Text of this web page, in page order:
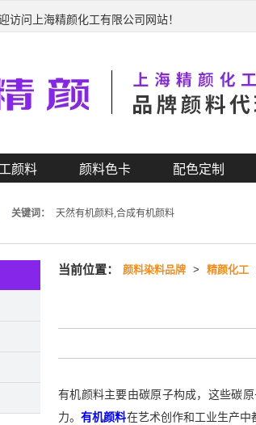
访问上海精颜化工有限公司网站！
颜料 颜料色卡 配色定制
关键词： 天然有机颜料,合成有机颜料
当前位置： 颜料染料品牌 > 精颜化工
有机颜料主要由碳原子构成，这些碳
力。有机颜料在艺术创作和工业生产